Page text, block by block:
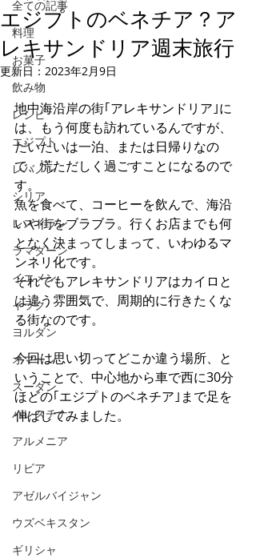
全ての記事
料理
お菓子
飲み物
レシピ
エジプト
レバノン
シリア
レストラン
ラマダーン
イエメン
イラク
ヨルダン
オマーン
スーダン
パレスチナ
アルメニア
リビア
アゼルバイジャン
ウズベキスタン
ギリシャ
エジプトのベネチア？ア
レキサンドリア週末旅行
更新日： 2023年2月9日
地中海沿岸の街｢アレキサンドリア｣に
は、もう何度も訪れているんですが、
だいたいは一泊、または日帰りなの
で、慌ただしく過ごすことになるので
す。
魚を食べて、コーヒーを飲んで、海沿
いや街をブラブラ。行くお店までも何
となく決まってしまって、いわゆるマ
ンネリ化です。
それでもアレキサンドリアはカイロと
は違う雰囲気で、周期的に行きたくな
る街なのです。
今回は思い切ってどこか違う場所、と
いうことで、中心地から車で西に30分
ほどの｢エジプトのベネチア｣まで足を
伸ばしてみました。